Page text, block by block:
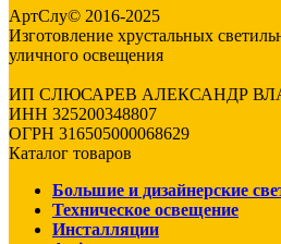
АртСлу© 2016-2025
Изготовление хрустальных
уличного освещения
ИП СЛЮСАРЕВ АЛЕКСАНДР
ИНН 325200348807
ОГРН 316505000068629
Каталог товаров
Большие и дизайнерские
Техническое освещение
Инсталляции